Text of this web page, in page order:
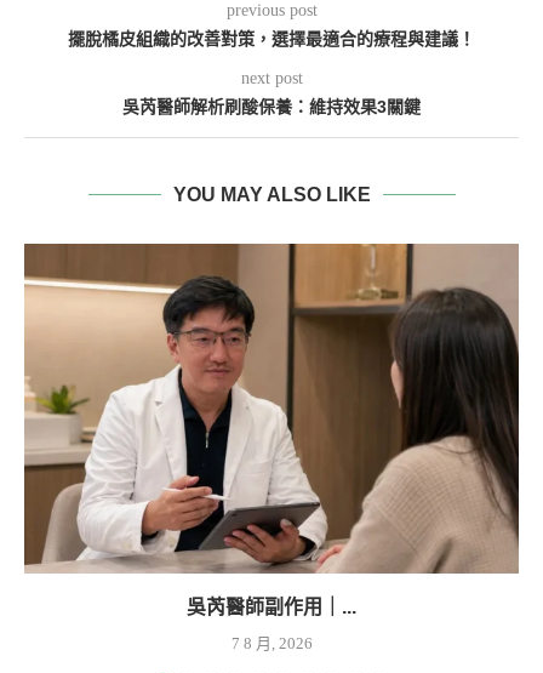
previous post
擺脫橘皮組織的改善對策，選擇最適合的療程與建議！
next post
吳芮醫師解析刷酸保養：維持效果3關鍵
YOU MAY ALSO LIKE
吳芮醫師副作用｜...
7 8 月, 2026